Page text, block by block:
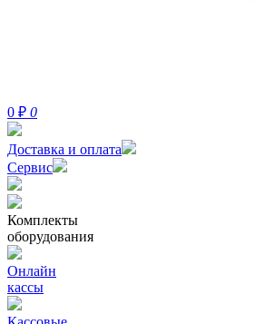
0 ₽ 0
Доставка и оплата
Сервис
Комплекты
оборудования
Онлайн
кассы